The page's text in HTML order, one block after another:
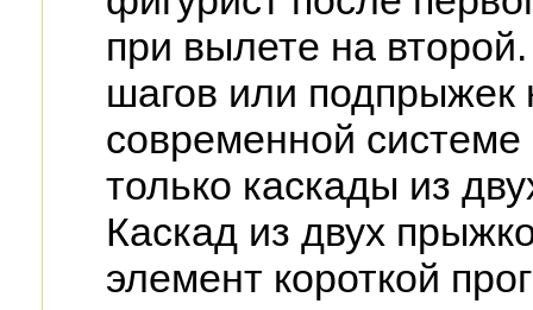
при вылете на
шагов или подпрыжек
современной системе
только каскады из
Каскад из двух
элемент короткой